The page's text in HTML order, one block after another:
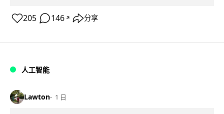
205 146 ↗ 分享
人工智能
Lawton 1 日